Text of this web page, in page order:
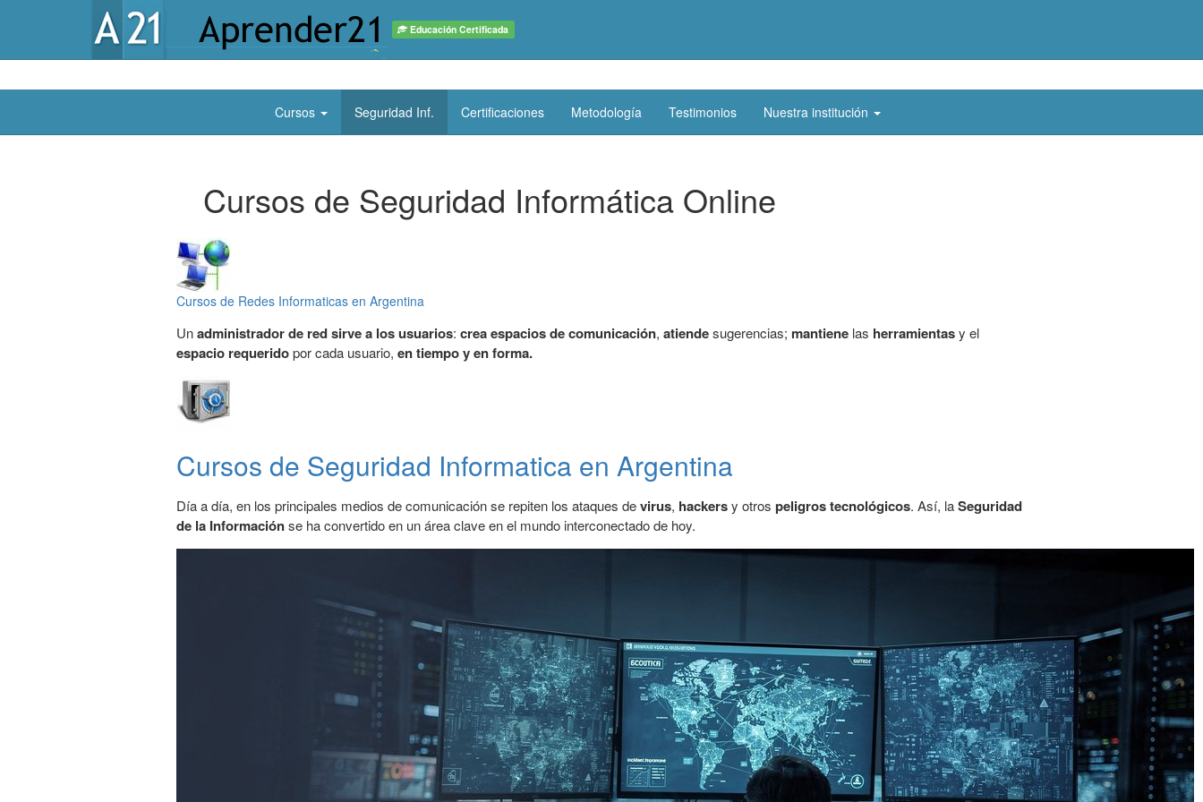
Educación Certificada
Cursos Seguridad Inf. Certificaciones Metodología Testimonios Nuestra institución
Cursos de Seguridad Informática Online
Cursos de Redes Informaticas en Argentina
Unadministrador de red sirve a los usuarios: crea espacios de comunicación, atiendesugerencias; mantiene las herramientasy el
espacio requeridopor cada usuario, en tiempo y en forma.
Cursos de Seguridad Informatica en Argentina
Día a día, en los principales medios de comunicación se repiten los ataques devirus, hackersy otros peligros tecnológicos. Así, laSeguridad
de la Informaciónse ha convertido en un área clave en el mundo interconectado de hoy.